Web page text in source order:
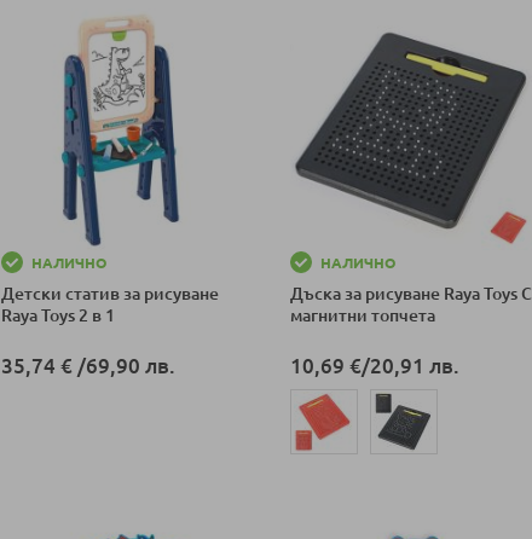
НАЛИЧНО
Детски статив за рисуване
Raya Toys 2 в 1
35,74 € /69,90 лв.
НАЛИЧНО
Дъска за рисуване Raya Toys С
магнитни топчета
10,69 €/20,91 лв.